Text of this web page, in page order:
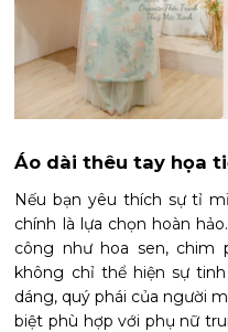
Áo dài thêu tay họa
Nếu bạn yêu thích sự tỉ
chính là lựa chọn hoàn
công như hoa sen, chim
không chỉ thể hiện sự
dáng, quý phái của người
biệt phù hợp với phụ nữ